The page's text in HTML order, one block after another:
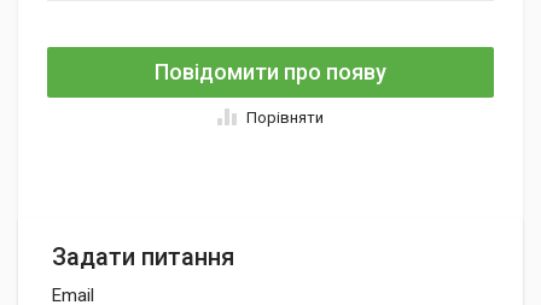
Повідомити про появу
Порівняти
Задати питання
Email